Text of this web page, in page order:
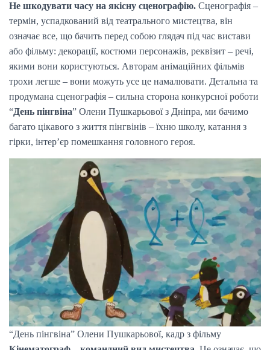
Не шкодувати часу на якісну сценографію. Сценографія –
термін, успадкований від театрального мистецтва, він
означає все, що бачить перед собою глядач під час вистави
або фільму: декорації, костюми персонажів, реквізит – речі,
якими вони користуються. Авторам анімаційних фільмів
трохи легше – вони можуть усе це намалювати. Детальна та
продумана сценографія – сильна сторона конкурсної роботи
“День пінгвіна” Олени Пушкарьової з Дніпра, ми бачимо
багато цікавого з життя пінгвінів – їхню школу, катання з
гірки, інтер’єр помешкання головного героя.
“День пінгвіна” Олени Пушкарьової, кадр з фільму